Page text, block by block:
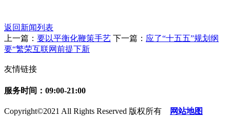
返回新闻列表
上一篇： 要以平衡化鞭策手艺 下一篇： 应了“十五五”规划纲
要“繁荣互联网前提下新
友情链接
服务时间：09:00-21:00
Copyright©2021 All Rights Reserved 版权所有 网站地图